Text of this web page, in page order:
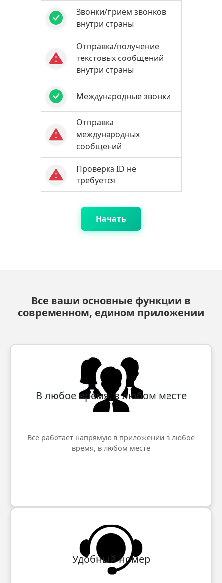
Звонки/прием звонков
внутри страны
Отправка/получение
текстовых сообщений
внутри страны
Международные звонки
Отправка
международных
сообщений
Проверка ID не
требуется
Начать
Все ваши основные функции в
современном, едином приложении
В любое время, в любом месте
Все работает напрямую в приложении в любое
время, в любом месте
Удобный номер